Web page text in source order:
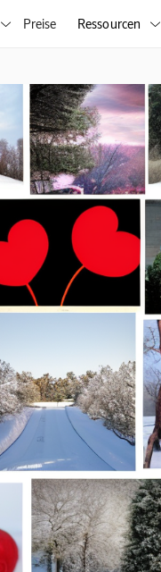
 Preise Ressourcen 